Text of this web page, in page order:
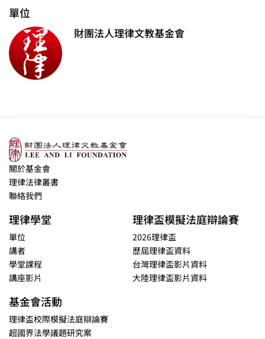
單位
財團法人理律文教基金會
關於基金會
理律法律叢書
聯絡我們
理律學堂
單位
講者
學堂課程
講座影片
理律盃模擬法庭辯論賽
2026理律盃
歷屆理律盃資料
台灣理律盃影片資料
大陸理律盃影片資料
基金會活動
理律盃校際模擬法庭辯論賽
超國界法學議題研究案